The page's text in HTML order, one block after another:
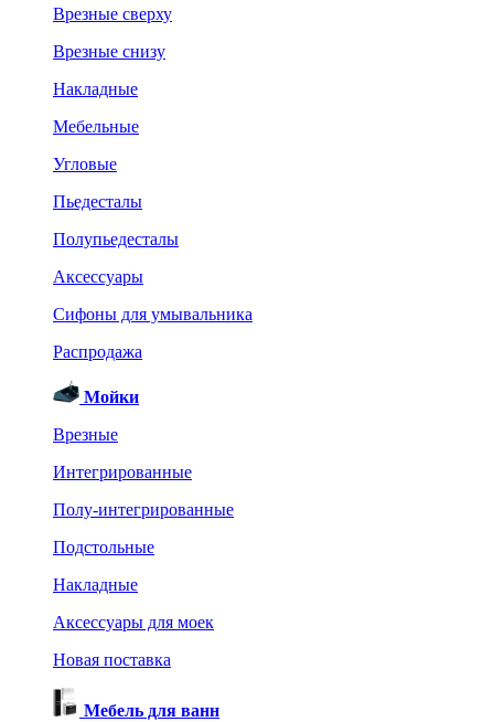
Врезные сверху
Врезные снизу
Накладные
Мебельные
Угловые
Пьедесталы
Полупьедесталы
Аксессуары
Сифоны для умывальника
Распродажа
Мойки
Врезные
Интегрированные
Полу-интегрированные
Подстольные
Накладные
Аксессуары для моек
Новая поставка
Мебель для ванн